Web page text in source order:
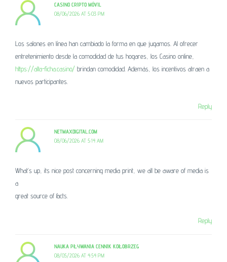
CASINO CRIPTO MÓVIL
08/06/2026 AT 5:03 PM
Los salones en línea han cambiado la forma en que jugamos. Al ofrecer
entretenimiento desde la comodidad de tus hogares, los Casino online,
https://alta-ficha.casino/ brindan comodidad. Además, los incentivos atraen a
nuevos participantes.
Reply
NETMAXDIGITAL.COM
08/06/2026 AT 5:14 AM
What’s up, its nice post concerning media print, we all be aware of media is
a
great source of facts.
Reply
NAUKA PŁYWANIA CENNIK KOŁOBRZEG
08/05/2026 AT 4:54 PM